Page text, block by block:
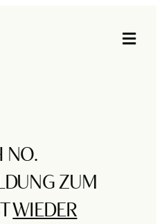
NO.
ZUM
WIEDER